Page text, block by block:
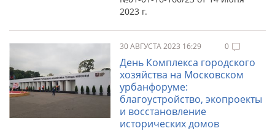
2023 г.
30 АВГУСТА 2023 16:29 0
День Комплекса городского
хозяйства на Московском
урбанфоруме:
благоустройство, экопроекты
и восстановление
исторических домов